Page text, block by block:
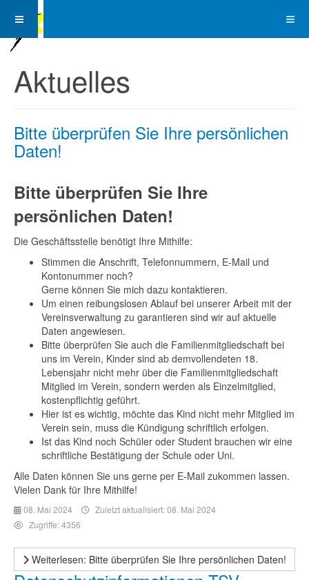
Aktuelles
Bitte überprüfen Sie Ihre persönlichen
Daten!
Bitte überprüfen Sie Ihre
persönlichen Daten!
Die Geschäftsstelle benötigt Ihre Mithilfe:
Stimmen die Anschrift, Telefonnummern, E-Mail und
Kontonummer noch?
Gerne können Sie mich dazu kontaktieren.
Um einen reibungslosen Ablauf bei unserer Arbeit mit der
Vereinsverwaltung zu garantieren sind wir auf aktuelle
Daten angewiesen.
Bitte überprüfen Sie auch die Familienmitgliedschaft bei
uns im Verein, Kinder sind ab demvollendeten 18.
Lebensjahr nicht mehr über die Familienmitgliedschaft
Mitglied im Verein, sondern werden als Einzelmitglied,
kostenpflichtig geführt.
Hier ist es wichtig, möchte das Kind nicht mehr Mitglied im
Verein sein, muss die Kündigung schriftlich erfolgen.
Ist das Kind noch Schüler oder Student brauchen wir eine
schriftliche Bestätigung der Schule oder Uni.
Alle Daten können Sie uns gerne per E-Mail zukommen lassen.
Vielen Dank für Ihre Mithilfe!
08. Mai 2024
Zuletzt aktualisiert: 08. Mai 2024
Zugriffe: 4356
Weiterlesen: Bitte überprüfen Sie Ihre persönlichen Daten!